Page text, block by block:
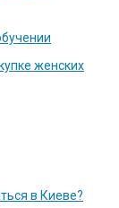
женских
в Киеве?